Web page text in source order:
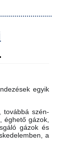
egyik
továbbá szén-
éghető gázok,
gázok és
a